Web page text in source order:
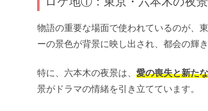
物語の重要な場面で使われているのが、
ーの景色が背景に映し出され、都会の輝
特に、六本木の夜景は、 愛の喪失と新た
景がドラマの情緒を引き立てています。